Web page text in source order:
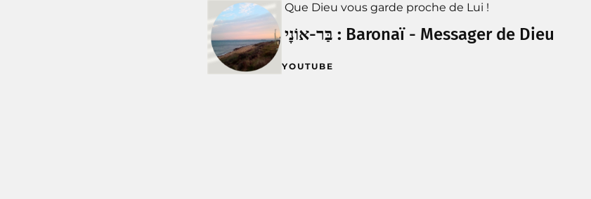
Que Dieu vous garde proche de Lui !
בַּר- אוֹנׇי : Baronaï- Messager de Dieu
YOUTUBE